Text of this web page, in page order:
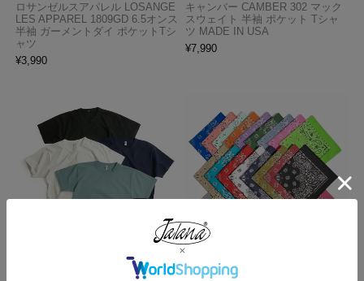
ロサンゼルスアパレル LOSANGE
LES APPAREL 1809GD 6.5オンス
半袖 ガーメントダイ ポケットTシ
ャツ
¥3,990
キャンバー CAMBER 302 マック
スウェイト 半袖 ポケット Tシャ
ツ MADE IN USA
¥7,990
ロサンゼルスアパレル LOSANGE
ハバハンク HAV-A-HANK バンダ